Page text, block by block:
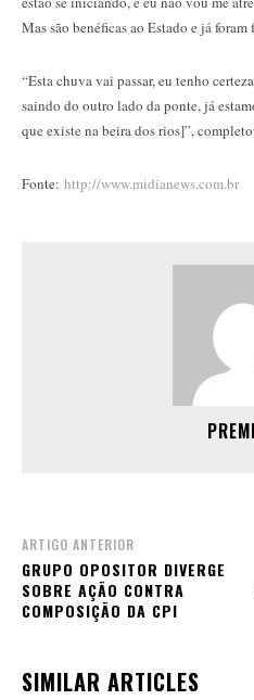
Mas são benéficas ao Estado e já
“Esta chuva vai passar, eu tenho
saindo do outro lado da ponte, já
que existe na beira dos rios]”,
Fonte: http://www.midianews.com.br
ARTIGO ANTERIOR
GRUPO OPOSITOR DIVERGE
SOBRE AÇÃO CONTRA
COMPOSIÇÃO DA CPI
SIMILAR ARTICLES